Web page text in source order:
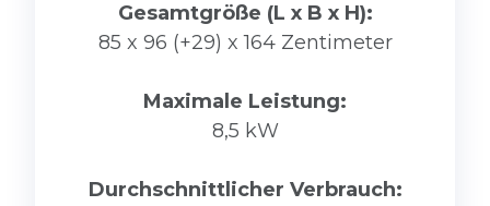
Gesamtgröße (L x B x H):
85 x 96 (+29) x 164 Zentimeter
Maximale Leistung:
8,5 kW
Durchschnittlicher Verbrauch: